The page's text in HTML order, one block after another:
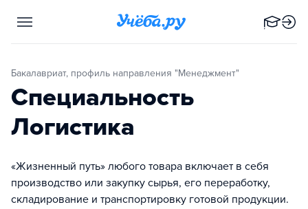
Бакалавриат, профиль направления "Менеджмент"
Специальность
Логистика
«Жизненный путь» любого товара включает в себя
производство или закупку сырья, его переработку,
складирование и транспортировку готовой продукции.